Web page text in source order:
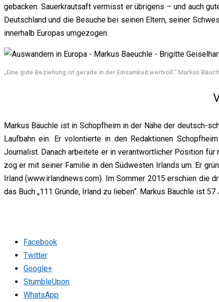
gebacken. Sauerkrautsaft vermisst er übrigens – und auch
Deutschland und die Besuche bei seinen Eltern, seiner
innerhalb Europas umgezogen.
„Eine gute Beziehung ist gerade in der Einsamkeit wertvoll.“ Markus
Markus Bäuchle ist in Schopfheim in der Nähe der deutsch-
Laufbahn ein. Er volontierte in den Redaktionen
Journalist. Danach arbeitete er in verantwortlicher Position
zog er mit seiner Familie in den Südwesten Irlands um. Er
Irland (www.irlandnews.com). Im Sommer 2015 erschien die
das Buch „111 Gründe, Irland zu lieben“. Markus Bäuchle ist
Facebook
Twitter
Google+
StumbleUpon
WhatsApp